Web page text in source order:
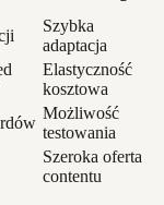
Szybka
adaptacja
Elastyczność
kosztowa
Możliwość
testowania
Szeroka oferta
contentu